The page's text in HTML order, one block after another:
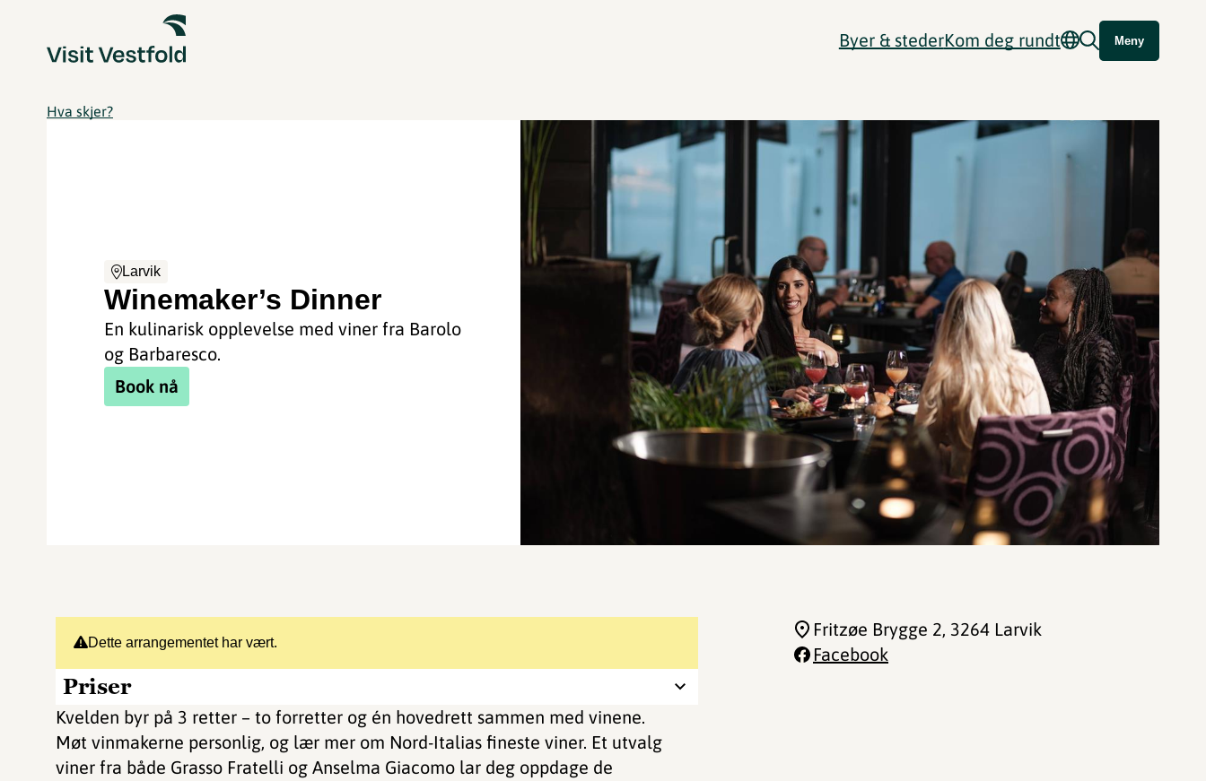
Byer & stederKom deg rundt Meny
Hva skjer?
Larvik
Winemaker’s Dinner
En kulinarisk opplevelse med viner fra Barolo
og Barbaresco.
Book nå
Dette arrangementet har vært.
Priser
Kvelden byr på 3 retter – to forretter og én hovedrett sammen med vinene.
Møt vinmakerne personlig, og lær mer om Nord-Italias fineste viner. Et utvalg
viner fra både Grasso Fratelli og Anselma Giacomo lar deg oppdage de
Fritzøe Brygge 2, 3264 Larvik
Facebook